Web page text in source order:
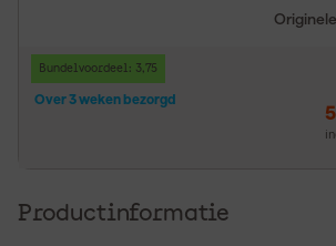
Bundelvoordeel: 3,75
Over 3 weken bezorgd
Productinformatie